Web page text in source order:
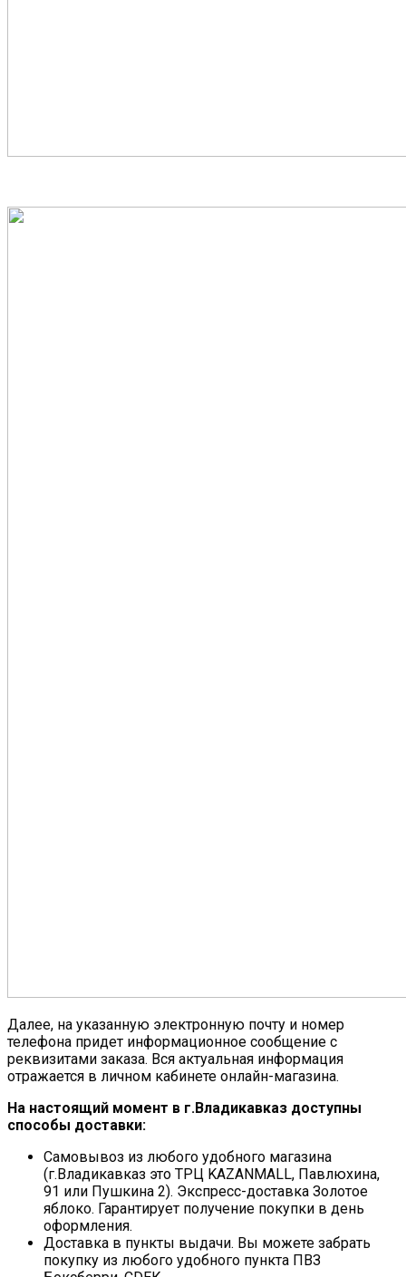
Далее, на указанную электронную почту и номер
телефона придет информационное сообщение с
реквизитами заказа. Вся актуальная информация
отражается в личном кабинете онлайн-магазина.
На настоящий момент в г.Владикавказ доступны
способы доставки:
Самовывоз из любого удобного магазина
(г.Владикавказ это ТРЦ KAZANMALL, Павлюхина,
91 или Пушкина 2). Экспресс-доставка Золотое
яблоко. Гарантирует получение покупки в день
оформления.
Доставка в пункты выдачи. Вы можете забрать
покупку из любого удобного пункта ПВЗ